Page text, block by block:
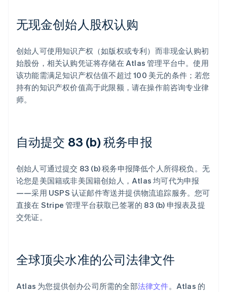
无现金创始人股权认购
创始人可使用知识产权（如版权或专利）而非现金认购初
始股份，相关认购凭证将存储在 Atlas 管理平台中。使用
该功能需满足知识产权估值不超过 100 美元的条件；若您
持有的知识产权价值高于此限额，请在操作前咨询专业律
师。
自动提交 83 (b) 税务申报
创始人可通过提交 83 (b) 税务申报降低个人所得税负。无
论您是美国籍或非美国籍创始人，Atlas 均可代为申报
——采用 USPS 认证邮件寄送并提供物流追踪服务。您可
直接在 Stripe 管理平台获取已签署的 83 (b) 申报表及提
交凭证。
全球顶尖水准的公司法律文件
Atlas 为您提供创办公司所需的全部法律文件。Atlas 的